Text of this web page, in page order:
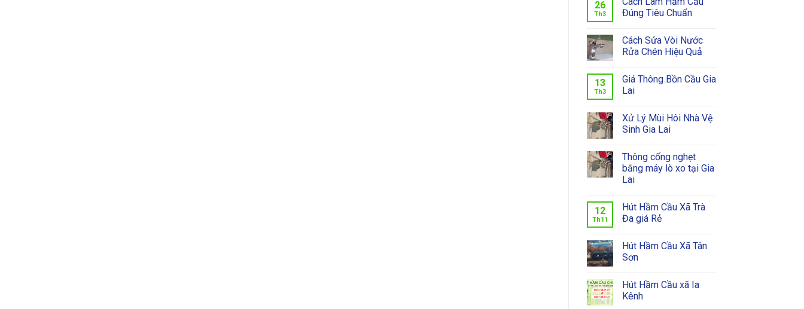
26
Th3
Đúng Tiêu Chuẩn
Cách Sửa Vòi Nước
Rửa Chén Hiệu Quả
13
Th3
Giá Thông Bồn Cầu Gia
Lai
Xử Lý Mùi Hôi Nhà Vệ
Sinh Gia Lai
Thông cống nghẹt
bằng máy lò xo tại Gia
Lai
12
Th11
Hút Hầm Cầu Xã Trà
Đa giá Rẻ
Hút Hầm Cầu Xã Tân
Sơn
Hút Hầm Cầu xã Ia
Kênh